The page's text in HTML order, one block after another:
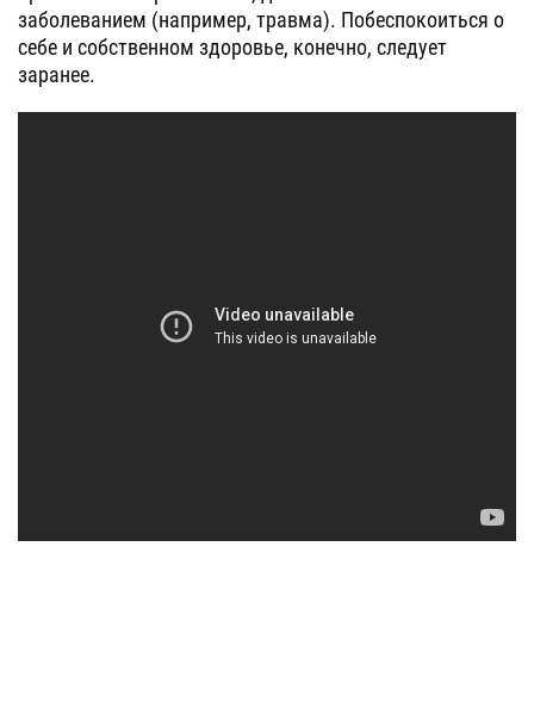
заболеванием (например, травма). Побеспокоиться о
себе и собственном здоровье, конечно, следует
заранее.